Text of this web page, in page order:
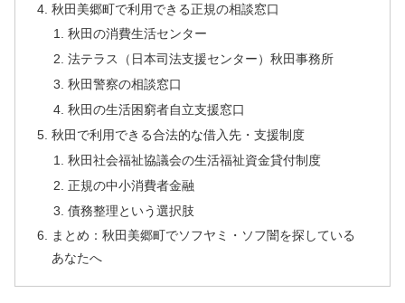
秋田美郷町で利用できる正規の相談窓口
秋田の消費生活センター
法テラス（日本司法支援センター）秋田事務所
秋田警察の相談窓口
秋田の生活困窮者自立支援窓口
秋田で利用できる合法的な借入先・支援制度
秋田社会福祉協議会の生活福祉資金貸付制度
正規の中小消費者金融
債務整理という選択肢
まとめ：秋田美郷町でソフヤミ・ソフ闇を探している
あなたへ